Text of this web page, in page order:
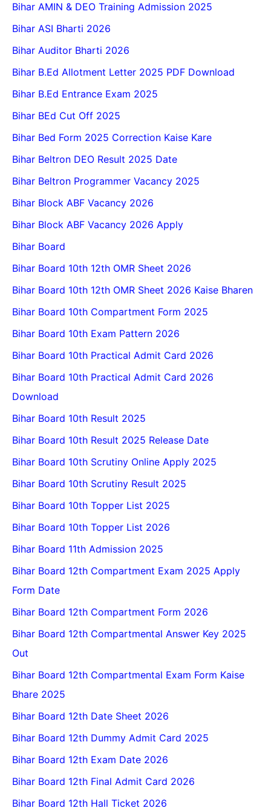
Bihar AMIN & DEO Training Admission 2025
Bihar ASI Bharti 2026
Bihar Auditor Bharti 2026
Bihar B.Ed Allotment Letter 2025 PDF Download
Bihar B.Ed Entrance Exam 2025
Bihar BEd Cut Off 2025
Bihar Bed Form 2025 Correction Kaise Kare
Bihar Beltron DEO Result 2025 Date
Bihar Beltron Programmer Vacancy 2025
Bihar Block ABF Vacancy 2026
Bihar Block ABF Vacancy 2026 Apply
Bihar Board
Bihar Board 10th 12th OMR Sheet 2026
Bihar Board 10th 12th OMR Sheet 2026 Kaise Bharen
Bihar Board 10th Compartment Form 2025
Bihar Board 10th Exam Pattern 2026
Bihar Board 10th Practical Admit Card 2026
Bihar Board 10th Practical Admit Card 2026
Download
Bihar Board 10th Result 2025
Bihar Board 10th Result 2025 Release Date
Bihar Board 10th Scrutiny Online Apply 2025
Bihar Board 10th Scrutiny Result 2025
Bihar Board 10th Topper List 2025
Bihar Board 10th Topper List 2026
Bihar Board 11th Admission 2025
Bihar Board 12th Compartment Exam 2025 Apply
Form Date
Bihar Board 12th Compartment Form 2026
Bihar Board 12th Compartmental Answer Key 2025
Out
Bihar Board 12th Compartmental Exam Form Kaise
Bhare 2025
Bihar Board 12th Date Sheet 2026
Bihar Board 12th Dummy Admit Card 2025
Bihar Board 12th Exam Date 2026
Bihar Board 12th Final Admit Card 2026
Bihar Board 12th Hall Ticket 2026